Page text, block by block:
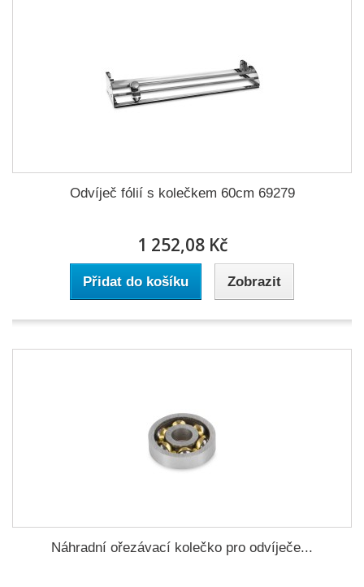
Odvíječ fólií s kolečkem 60cm 69279
1 252,08 Kč
Přidat do košíku Zobrazit
Náhradní ořezávací kolečko pro odvíječe...